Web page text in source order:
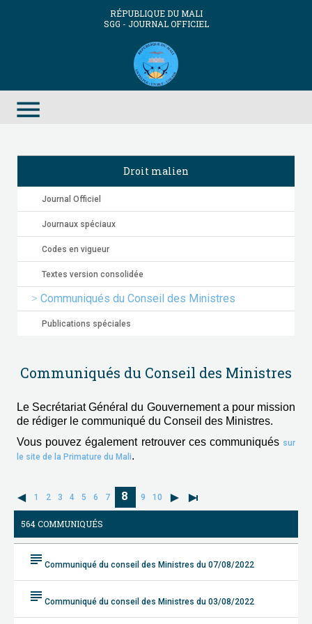
RÉPUBLIQUE DU MALI
SGG - JOURNAL OFFICIEL
menu
Droit malien
Journal Officiel
Journaux spéciaux
Codes en vigueur
Textes version consolidée
Communiqués du Conseil des Ministres
Publications spéciales
Communiqués du Conseil des Ministres
Le Secrétariat Général du Gouvernement a pour mission
de rédiger le communiqué du Conseil des Ministres.
Vous pouvez également retrouver ces communiqués sur
le site de la Primature du Mali.
1 2 3 4 5 6 7 8 9 10
564 COMMUNIQUÉS
subject Communiqué du conseil des Ministres du 07/08/2022
subject Communiqué du conseil des Ministres du 03/08/2022